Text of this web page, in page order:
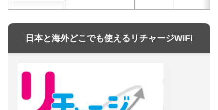
日本と海外どこでも使えるリチャージWiFi